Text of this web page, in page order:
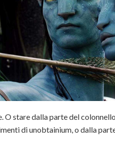
O stare dalla parte del
di unobtainium, o dalla